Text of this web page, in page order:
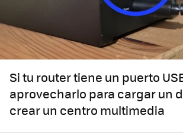
Si tu router tiene un puerto
aprovecharlo para cargar un
crear un centro multimedia